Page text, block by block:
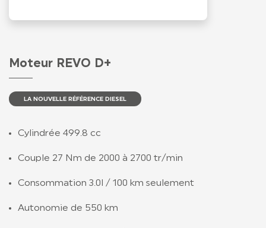
Moteur REVO D+
LA NOUVELLE RÉFÉRENCE DIESEL
Cylindrée 499.8 cc
Couple 27 Nm de 2000 à 2700 tr/min
Consommation 3.0l / 100 km seulement
Autonomie de 550 km